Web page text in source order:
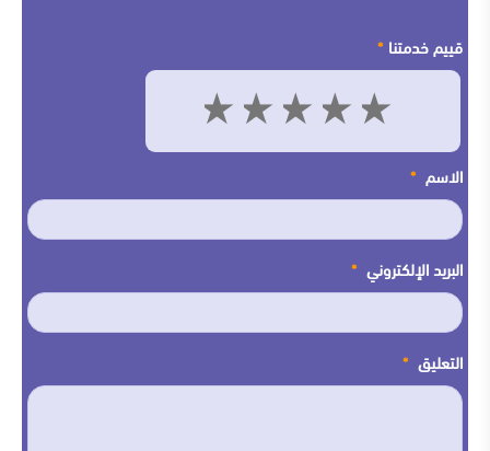
قييم خدمتنا *
4 3 2 1
الاسم *
البريد الإلكتروني *
التعليق *